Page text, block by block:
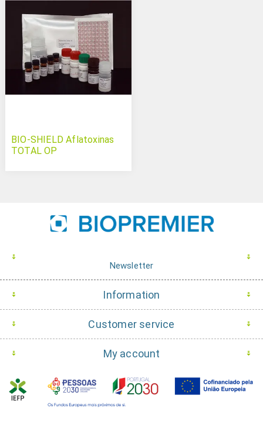
BIO-SHIELD Aflatoxinas
TOTAL OP
Newsletter
Information
Customer service
My account